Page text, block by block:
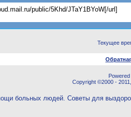
public/5Khd/JTaY1BYoW[/url]
Текущее
Copyright ©2000 -
больных людей. Советы для